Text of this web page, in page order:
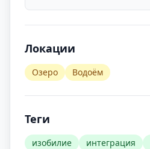
Локации
Озеро Водоём
Теги
изобилие интеграция